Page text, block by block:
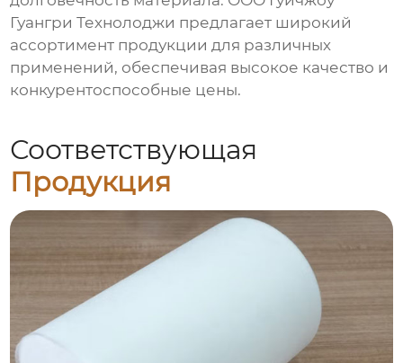
Гуангри Технолоджи предлагает широкий
ассортимент продукции для различных
применений, обеспечивая высокое качество и
конкурентоспособные цены.
Соответствующая
Продукция